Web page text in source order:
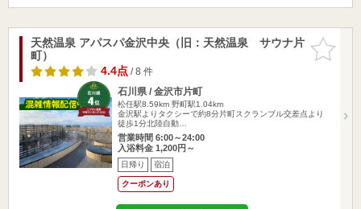
お気に入
りに追加
天然温泉 アパスパ金沢中央（旧：天然温泉 サウナ片
町）
4.4点/ 8 件
石川県 / 金沢市片町
松任駅8.59km 野町駅1.04km
金沢駅よりタクシーで約8分片町スクランブル交差点より
徒歩1分北陸自動…
営業時間 6:00～24:00
入浴料金 1,200円～
日帰り 宿泊
クーポンあり